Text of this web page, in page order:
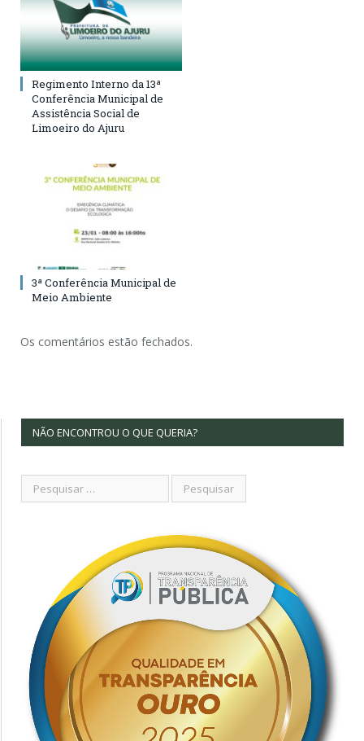
Regimento Interno da 13ª
Conferência Municipal de
Assistência Social de
Limoeiro do Ajuru
3ª Conferência Municipal de
Meio Ambiente
Os comentários estão fechados.
NÃO ENCONTROU O QUE QUERIA?